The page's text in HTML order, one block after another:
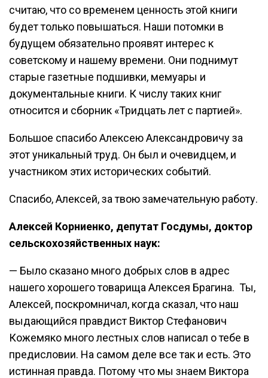
считаю, что со временем ценность этой книги
будет только повышаться. Наши потомки в
будущем обязательно проявят интерес к
советскому и нашему времени. Они поднимут
старые газетные подшивки, мемуары и
документальные книги. К числу таких книг
относится и сборник «Тридцать лет с партией».
Большое спасибо Алексею Александровичу за
этот уникальный труд. Он был и очевидцем, и
участником этих исторических событий.
Спасибо, Алексей, за твою замечательную работу.
Алексей Корниенко, депутат Госдумы, доктор
сельскохозяйственных наук:
— Было сказано много добрых слов в адрес
нашего хорошего товарища Алексея Брагина. Ты,
Алексей, поскромничал, когда сказал, что наш
выдающийся правдист Виктор Стефанович
Кожемяко много лестных слов написал о тебе в
предисловии. На самом деле все так и есть. Это
истинная правда. Потому что мы знаем Виктора